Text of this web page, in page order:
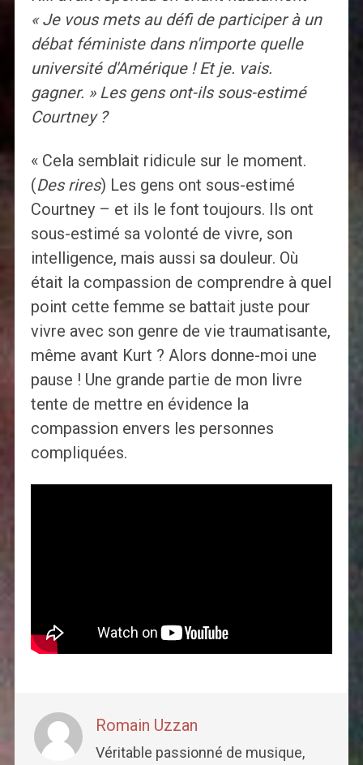
« Je vous mets au défi de participer à un
débat féministe dans n'importe quelle
université d'Amérique ! Et je. vais.
gagner. » Les gens ont-ils sous-estimé
Courtney ?
« Cela semblait ridicule sur le moment.
(Des rires) Les gens ont sous-estimé
Courtney – et ils le font toujours. Ils ont
sous-estimé sa volonté de vivre, son
intelligence, mais aussi sa douleur. Où
était la compassion de comprendre à quel
point cette femme se battait juste pour
vivre avec son genre de vie traumatisante,
même avant Kurt ? Alors donne-moi une
pause ! Une grande partie de mon livre
tente de mettre en évidence la
compassion envers les personnes
compliquées.
Romain Uzzan
Véritable passionné de musique,